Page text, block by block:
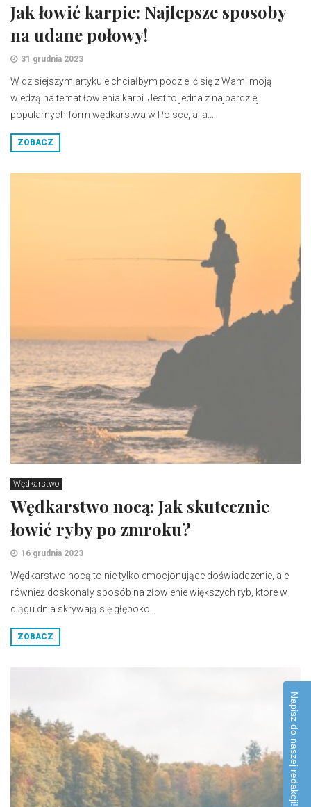
Jak łowić karpie: Najlepsze sposoby
na udane połowy!
31 grudnia 2023
W dzisiejszym artykule chciałbym podzielić się z Wami moją
wiedzą na temat łowienia karpi. Jest to jedna z najbardziej
popularnych form wędkarstwa w Polsce, a ja...
ZOBACZ
Wędkarstwo
Wędkarstwo nocą: Jak skutecznie
łowić ryby po zmroku?
16 grudnia 2023
Wędkarstwo nocą to nie tylko emocjonujące doświadczenie, ale
również doskonały sposób na złowienie większych ryb, które w
ciągu dnia skrywają się głęboko...
ZOBACZ
Napisz do naszej redakcji!